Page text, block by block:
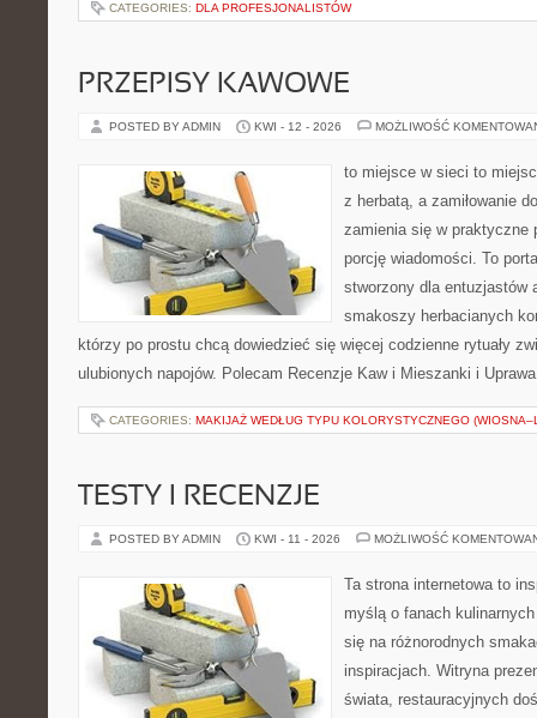
CATEGORIES: DLA PROFESJONALISTÓW
PRZEPISY KAWOWE
POSTED BY ADMIN KWI - 12 - 2026 MOŻLIWOŚĆ
to miejsce w sieci to
z herbatą, a zamiłowanie
zamienia się w praktyczne
porcję wiadomości. To
stworzony dla entuzjastów
smakoszy herbacianych
którzy po prostu chcą dowiedzieć się więcej codzienne rytuały
ulubionych napojów. Polecam Recenzje Kaw i Mieszanki i
CATEGORIES: MAKIJAŻ WEDŁUG TYPU KOLORYSTYCZNEGO
TESTY I RECENZJE
POSTED BY ADMIN KWI - 11 - 2026 MOŻLIWOŚĆ
Ta strona internetowa to
myślą o fanach
się na różnorodnych
inspiracjach. Witryna
świata, restauracyjnych